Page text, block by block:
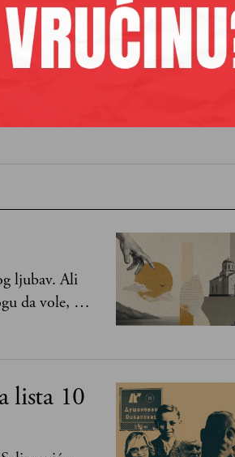
priča i odgovorni urednik Nedeljnika.
ljubav. Ali
da vole, a
lista 10